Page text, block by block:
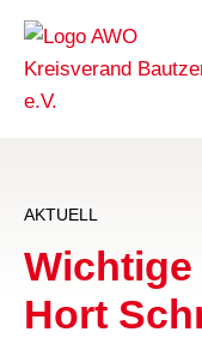
AKTUELL
Hort